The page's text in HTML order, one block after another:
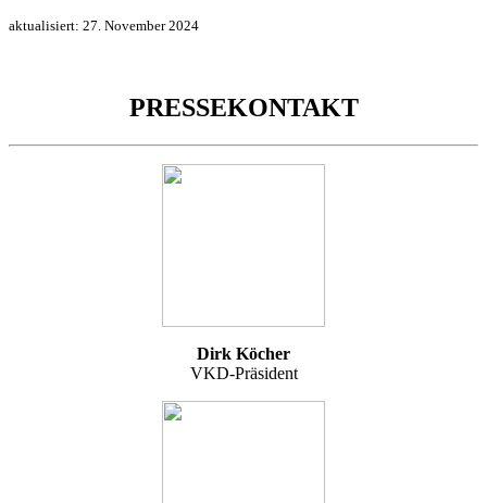
aktualisiert: 27. November 2024
PRESSEKONTAKT
Dirk Köcher
VKD-Präsident